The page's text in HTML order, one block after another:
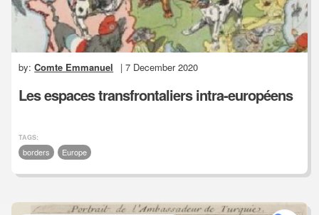
by:Comte Emmanuel | 7 December 2020
Les espaces transfrontaliers intra-européens
TAGS:
borders Europe